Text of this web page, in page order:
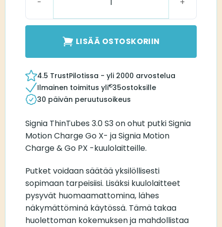
LISÄÄ OSTOSKORIIN
4.5 TrustPilotissa - yli 2000 arvostelua
Ilmainen toimitus yli€35ostoksille
30 päivän peruutusoikeus
Signia ThinTubes 3.0 S3 on ohut putki Signia
Motion Charge Go X- ja Signia Motion
Charge & Go PX -kuulolaitteille.
Putket voidaan säätää yksilöllisesti
sopimaan tarpeisiisi. Lisäksi kuulolaitteet
pysyvät huomaamattomina, lähes
näkymättöminä käytössä. Tämä takaa
huolettoman kokemuksen ja mahdollistaa